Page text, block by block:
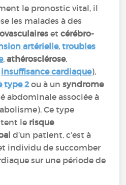
le pronostic vital, il
les malades à des
etcérébro-
artérielle,troubles
,athérosclérose,
insuffisance cardiaque),
type 2ou à unsyndrome
abdominale associée à
Ce type
le risque
d’un patient, c’est à
individu de succomber
sur une période de